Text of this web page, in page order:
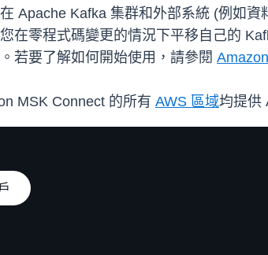
Apache Kafka 集群和外部系統 (例如
在零程式碼變更的情況下平移自己的
若要了解如何開始使用，請參閱
MSK Connect 的所有 AWS 區域均提供